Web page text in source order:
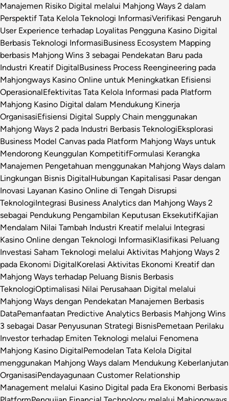
Manajemen Risiko Digital melalui Mahjong Ways 2 dalam
Perspektif Tata Kelola Teknologi InformasiVerifikasi Pengaruh
User Experience terhadap Loyalitas Pengguna Kasino Digital
Berbasis Teknologi InformasiBusiness Ecosystem Mapping
berbasis Mahjong Wins 3 sebagai Pendekatan Baru pada
Industri Kreatif DigitalBusiness Process Reengineering pada
Mahjongways Kasino Online untuk Meningkatkan Efisiensi
OperasionalEfektivitas Tata Kelola Informasi pada Platform
Mahjong Kasino Digital dalam Mendukung Kinerja
OrganisasiEfisiensi Digital Supply Chain menggunakan
Mahjong Ways 2 pada Industri Berbasis TeknologiEksplorasi
Business Model Canvas pada Platform Mahjong Ways untuk
Mendorong Keunggulan KompetitifFormulasi Kerangka
Manajemen Pengetahuan menggunakan Mahjong Ways dalam
Lingkungan Bisnis DigitalHubungan Kapitalisasi Pasar dengan
Inovasi Layanan Kasino Online di Tengah Disrupsi
TeknologiIntegrasi Business Analytics dan Mahjong Ways 2
sebagai Pendukung Pengambilan Keputusan EksekutifKajian
Mendalam Nilai Tambah Industri Kreatif melalui Integrasi
Kasino Online dengan Teknologi InformasiKlasifikasi Peluang
Investasi Saham Teknologi melalui Aktivitas Mahjong Ways 2
pada Ekonomi DigitalKorelasi Aktivitas Ekonomi Kreatif dan
Mahjong Ways terhadap Peluang Bisnis Berbasis
TeknologiOptimalisasi Nilai Perusahaan Digital melalui
Mahjong Ways dengan Pendekatan Manajemen Berbasis
DataPemanfaatan Predictive Analytics Berbasis Mahjong Wins
3 sebagai Dasar Penyusunan Strategi BisnisPemetaan Perilaku
Investor terhadap Emiten Teknologi melalui Fenomena
Mahjong Kasino DigitalPemodelan Tata Kelola Digital
menggunakan Mahjong Ways dalam Mendukung Keberlanjutan
OrganisasiPendayagunaan Customer Relationship
Management melalui Kasino Digital pada Era Ekonomi Berbasis